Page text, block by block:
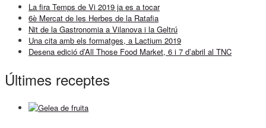
La fira Temps de Vi 2019 ja es a tocar
6è Mercat de les Herbes de la Ratafia
Nit de la Gastronomia a Vilanova i la Geltrú
Una cita amb els formatges, a Lactium 2019
Desena edició d’All Those Food Market, 6 i 7 d’abril al TNC
Últimes receptes